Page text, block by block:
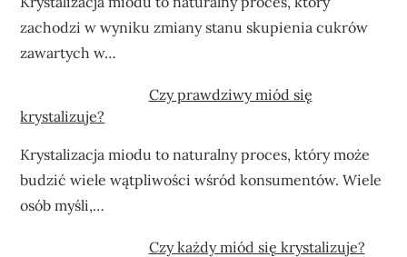
zachodzi w wyniku zmiany stanu skupienia cukrów
zawartych w…
Czy prawdziwy miód się
krystalizuje?
Krystalizacja miodu to naturalny proces, który może
budzić wiele wątpliwości wśród konsumentów. Wiele
osób myśli,…
Czy każdy miód się krystalizuje?